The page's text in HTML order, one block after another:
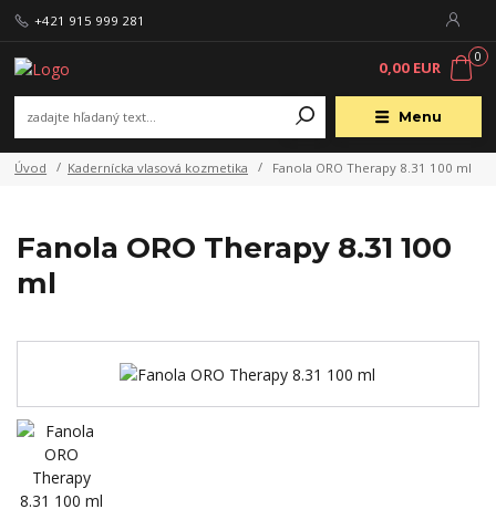
Menu
+421 915 999 281
0
0,00 EUR
Úvod Kadernícka vlasová kozmetika Fanola ORO Therapy 8.31 100 ml
Fanola ORO Therapy 8.31 100
ml